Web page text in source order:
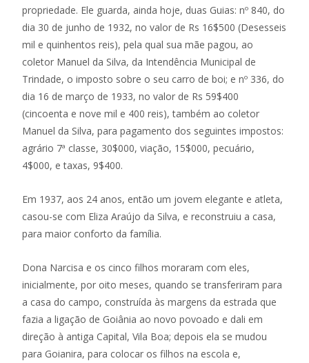
propriedade. Ele guarda, ainda hoje, duas Guias: nº 840, do
dia 30 de junho de 1932, no valor de Rs 16$500 (Desesseis
mil e quinhentos reis), pela qual sua mãe pagou, ao
coletor Manuel da Silva, da Intendência Municipal de
Trindade, o imposto sobre o seu carro de boi; e nº 336, do
dia 16 de março de 1933, no valor de Rs 59$400
(cincoenta e nove mil e 400 reis), também ao coletor
Manuel da Silva, para pagamento dos seguintes impostos:
agrário 7ª classe, 30$000, viação, 15$000, pecuário,
4$000, e taxas, 9$400.
Em 1937, aos 24 anos, então um jovem elegante e atleta,
casou-se com Eliza Araújo da Silva, e reconstruiu a casa,
para maior conforto da família.
Dona Narcisa e os cinco filhos moraram com eles,
inicialmente, por oito meses, quando se transferiram para
a casa do campo, construída às margens da estrada que
fazia a ligação de Goiânia ao novo povoado e dali em
direção à antiga Capital, Vila Boa; depois ela se mudou
para Goianira, para colocar os filhos na escola e,